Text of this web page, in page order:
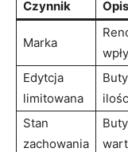
Czynnik Opis
Marka
Edytcja
limitowana
Stan
zachowania